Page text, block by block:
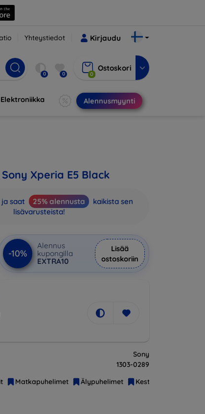
Yhteystiedot Kirjaudu
0 0 0
Ostoskori
Elektroniikka Alennusmyynti
Xperia E5 Black
saat 25% alennusta
kaikista sen
lisävarusteista!
-10%
Alennus
kupongilla
EXTRA10
Lisää
ostoskoriin
Sony
1303-0289
Matkapuhelimet Älypuhelimet Kestävät